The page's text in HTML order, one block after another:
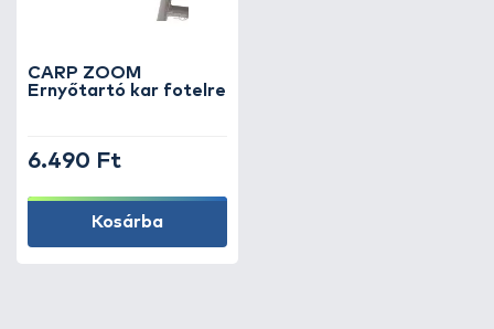
CARP ZOOM
Ernyőtartó kar fotelre
6.490 Ft
Kosárba